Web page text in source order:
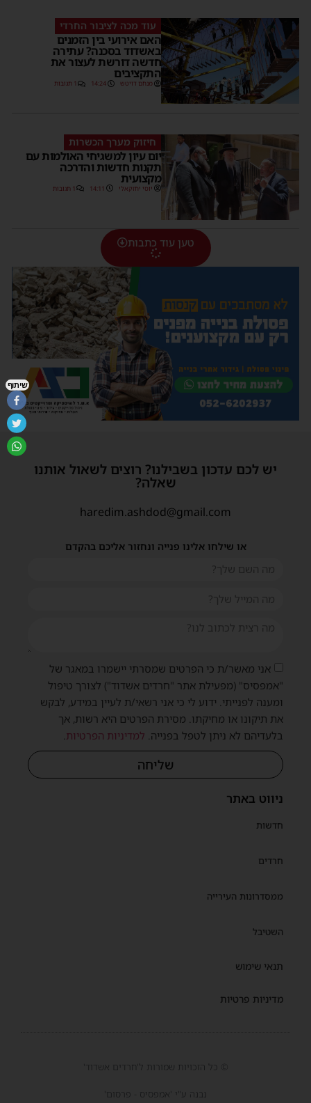
עוד מכה לציבור החרדי
האם אירועי בין הזמנים
באשדוד בסכנה? עתירה
חדשה דורשת לעצור את
התקציבים
מנחם דויטש 14:24 1 תגובות
חיזוק מערך הכשרות
יום עיון למשגיחי האולמות עם
תקנות חדשות והדרכה
מקצועית
יוסי יחזקאלי 14:11 1 תגובות
טען עוד כתבות
ניווט באתר
חדשות
חרדים
ממסדרונות העירייה
השטיבל
תנאי שימוש
מדיניות פרטיות
יש לכם עדכון בשבילנו? רוצים לשאול אותנו
שאלה?
haredim.ashdod@gmail.com
או שילחו אלינו פנייה ונחזור אליכם בהקדם
אני מאשר/ת כי הפרטים שמסרתי יישמרו במאגר של
"אמפסיס" (מפעילת אתר "חרדים אשדוד") לצורך טיפול
ומענה לפנייתי. ידוע לי כי אני רשאי/ת לעיין במידע, לבקש
את תיקונו או מחיקתו. מסירת הפרטים היא רשות, אך
בלעדיהם לא ניתן לטפל בפנייה. למדיניות הפרטיות.
שליחה
© כל הזכויות שמורות ל'חרדים אשדוד'
נבנה ע"י 'אמפסיס - פרסום'
שיתוף